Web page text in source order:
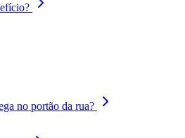
no portão da rua?